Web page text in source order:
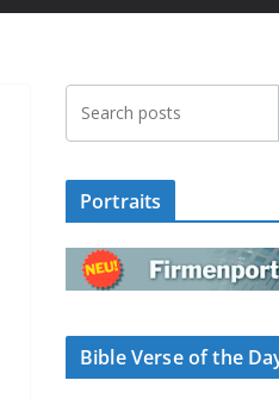
Portraits
Bible Verse of the